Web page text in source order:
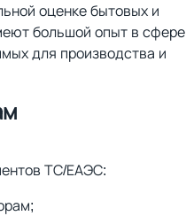
оценке бытовых и
большой опыт в сфере
для производства и
ТС/ЕАЭС: